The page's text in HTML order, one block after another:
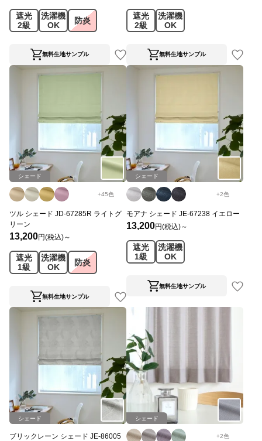
遮光
2級
洗濯機
OK
防炎
無料生地サンプル
遮光
2級
洗濯機
OK
無料生地サンプル
シェード
+45色
ツル シェード JD-67285R ライトグ
リーン
13,200円(税込)～
遮光
1級
洗濯機
OK
防炎
無料生地サンプル
シェード
+2色
モアナ シェード JE-67238 イエロー
13,200円(税込)～
遮光
1級
洗濯機
OK
無料生地サンプル
シェード
ブリックレーン シェード JE-86005
シェード
+2色